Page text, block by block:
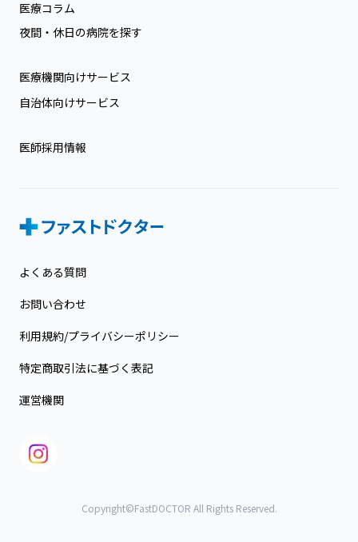
医療コラム
夜間・休日の病院を探す
医療機関向けサービス
自治体向けサービス
医師採用情報
よくある質問
お問い合わせ
利用規約/プライバシーポリシー
特定商取引法に基づく表記
運営機関
Copyright©FastDOCTOR All Rights Reserved.